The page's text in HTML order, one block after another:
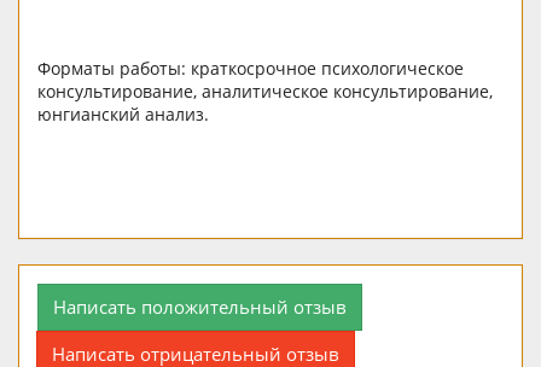
Форматы работы: краткосрочное психологическое
консультирование, аналитическое консультирование,
юнгианский анализ.
Написать положительный отзыв
Написать отрицательный отзыв